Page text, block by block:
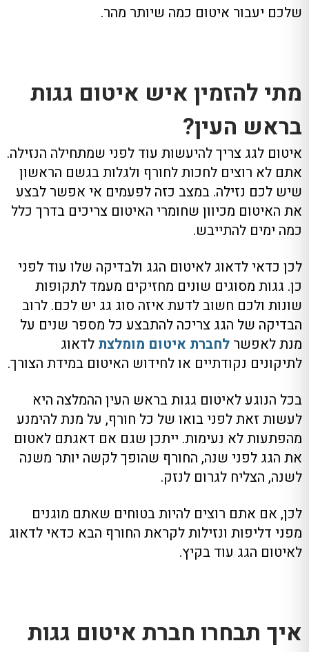
שלכם יעבור איטום כמה שיותר מהר.
מתי להזמין איש איטום גגות
בראש העין?
איטום לגג צריך להיעשות עוד לפני שמתחילה הנזילה.
אתם לא רוצים לחכות לחורף ולגלות בגשם הראשון
שיש לכם נזילה. במצב כזה לפעמים אי אפשר לבצע
את האיטום מכיוון שחומרי האיטום צריכים בדרך כלל
כמה ימים להתייבש.
לכן כדאי לדאוג לאיטום הגג ולבדיקה שלו עוד לפני
כן. גגות מסוגים שונים מחזיקים מעמד לתקופות
שונות ולכם חשוב לדעת איזה סוג גג יש לכם. לרוב
הבדיקה של הגג צריכה להתבצע כל מספר שנים על
מנת לאפשר לחברת איטום מומלצת לדאוג
לתיקונים נקודתיים או לחידוש האיטום במידת הצורך.
בכל הנוגע לאיטום גגות בראש העין ההמלצה היא
לעשות זאת לפני בואו של כל חורף, על מנת להימנע
מהפתעות לא נעימות. ייתכן שגם אם דאגתם לאטום
את הגג לפני שנה, החורף שהופך לקשה יותר משנה
לשנה, הצליח לגרום לנזק.
לכן, אם אתם רוצים להיות בטוחים שאתם מוגנים
מפני דליפות ונזילות לקראת החורף הבא כדאי לדאוג
לאיטום הגג עוד בקיץ.
איך תבחרו חברת איטום גגות